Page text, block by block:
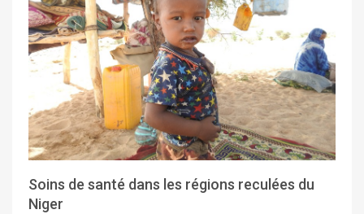
Soins de santé dans les régions reculées du
Niger